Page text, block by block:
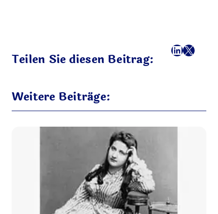
Teilen Sie diesen Beitrag:
Facebook
LinkedIn
X E-Mail
Weitere Beiträge: